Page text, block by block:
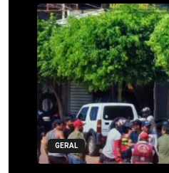
GERAL